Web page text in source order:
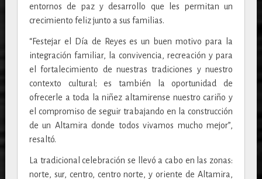
entornos de paz y desarrollo que les permitan un
crecimiento feliz junto a sus familias.
“Festejar el Día de Reyes es un buen motivo para la
integración familiar, la convivencia, recreación y para
el fortalecimiento de nuestras tradiciones y nuestro
contexto cultural; es también la oportunidad de
ofrecerle a toda la niñez altamirense nuestro cariño y
el compromiso de seguir trabajando en la construcción
de un Altamira donde todos vivamos mucho mejor”,
resaltó.
La tradicional celebración se llevó a cabo en las zonas:
norte, sur, centro, centro norte, y oriente de Altamira,